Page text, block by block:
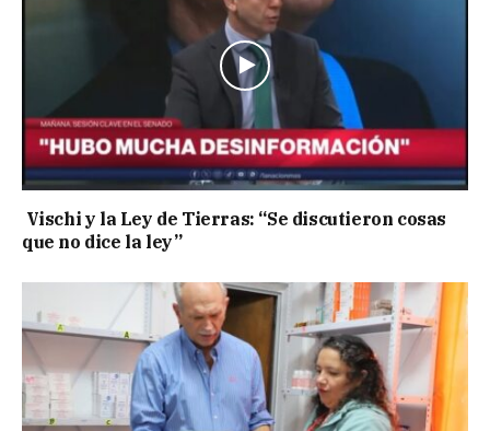
Vischi y la Ley de Tierras: “Se discutieron cosas
que no dice la ley”